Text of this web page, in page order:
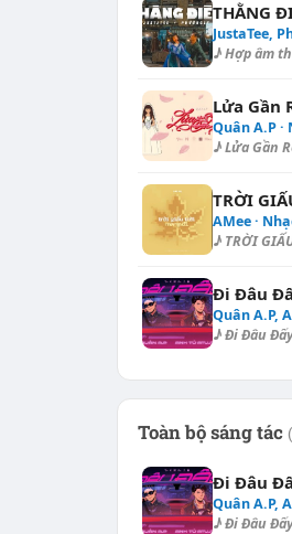
THẰNG
JustaTee,
♪ Hợp âm
Lửa Gần
Quân A.P ·
♪ Lửa Gần
TRỜI
AMee ·
♪ TRỜI
Đi Đâu
Quân A.P,
♪ Đi Đâu
Toàn bộ sáng tác
Đi Đâu
Quân A.P,
♪ Đi Đâu